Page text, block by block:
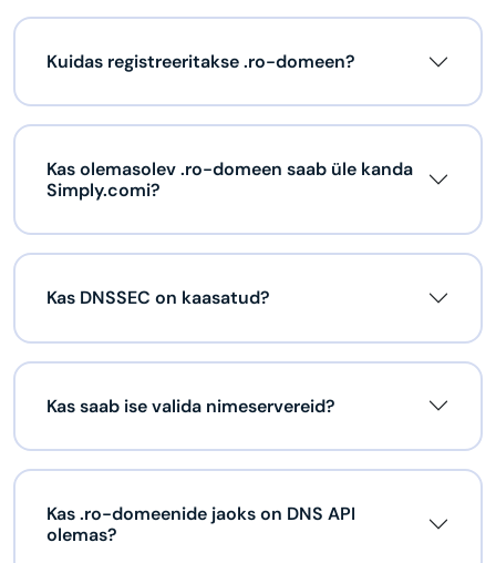
Kuidas registreeritakse .ro-domeen?
Kas olemasolev .ro-domeen saab üle kanda
Simply.comi?
Kas DNSSEC on kaasatud?
Kas saab ise valida nimeservereid?
Kas .ro-domeenide jaoks on DNS API
olemas?